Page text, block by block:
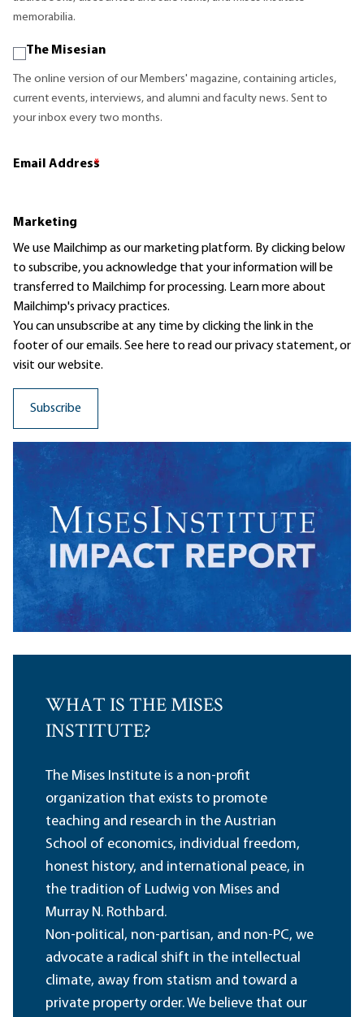
memorabilia.
The Misesian
The online version of our Members' magazine, containing articles,
current events, interviews, and alumni and faculty news. Sent to
your inbox every two months.
Email Address
*
Marketing
We use Mailchimp as our marketing platform. By clicking below
to subscribe, you acknowledge that your information will be
transferred to Mailchimp for processing. Learn moreabout
Mailchimp's privacy practices.
You can unsubscribe at any time by clicking the link in the
footer of our emails. See here to read ourprivacy statement, or
visit our website.
WHAT IS THE MISES
INSTITUTE?
The Mises Institute is a non-profit
organization that exists to promote
teaching and research in the Austrian
School of economics, individual freedom,
honest history, and international peace, in
the tradition of Ludwig von Mises and
Murray N. Rothbard.
Non-political, non-partisan, and non-PC, we
advocate a radical shift in the intellectual
climate, away from statism and toward a
private property order. We believe that our